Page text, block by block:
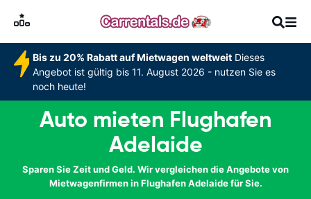
Bis zu 20% Rabatt auf Mietwagen weltweitDieses
Angebot ist gültig bis 11. August 2026 - nutzen Sie es
noch heute!
Auto mieten Flughafen
Adelaide
Sparen Sie Zeit und Geld. Wir vergleichen die Angebote von
Mietwagenfirmen in Flughafen Adelaide für Sie.